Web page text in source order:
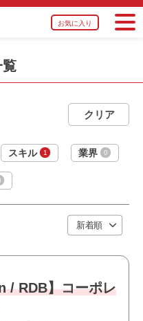
お気に入り
スキル 1 業界 0
覧
/ RDB】コーポレ
います